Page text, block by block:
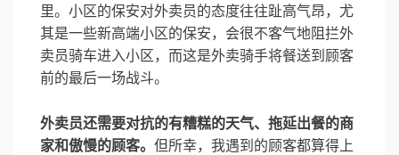
里。小区的保安对外卖员的态度往往趾高气昂，尤
其是一些新高端小区的保安，会很不客气地阻拦外
卖员骑车进入小区，而这是外卖骑手将餐送到顾客
前的最后一场战斗。
外卖员还需要对抗的有糟糕的天气、拖延出餐的商
家和傲慢的顾客。 但所幸，我遇到的顾客都算得上